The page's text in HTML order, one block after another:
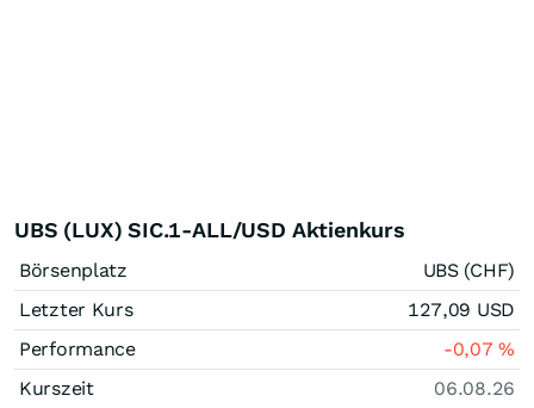
UBS (LUX) SIC.1-ALL/USD Aktienkurs
Börsenplatz
UBS (CHF)
Letzter Kurs
127,09 USD
Performance
-0,07%
Kurszeit
06.08.26